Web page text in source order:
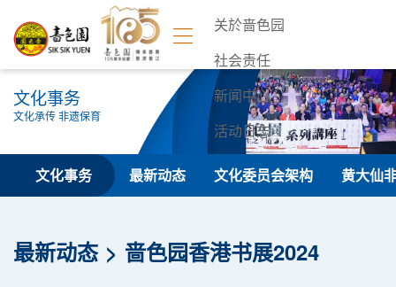
关於啬色园
社会责任
新闻中心
活动日志
联络我们
文化事务
文化承传 非遗保育
文化事务 最新动态 文化委员会架构 黄大仙
最新动态 啬色园香港书展2024